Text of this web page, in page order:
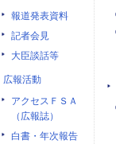
報道発表資料
記者会見
大臣談話等
広報活動
アクセスＦＳＡ
（広報誌）
白書・年次報告